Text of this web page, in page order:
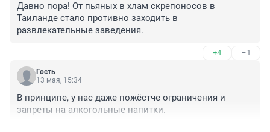
Давно пора! От пьяных в хлам скрепоносов в
Таиланде стало противно заходить в
развлекательные заведения.
+4 –1
Гость
13 мая, 15:34
В принципе, у нас даже пожёстче ограничения и
запреты на алкогольные напитки.